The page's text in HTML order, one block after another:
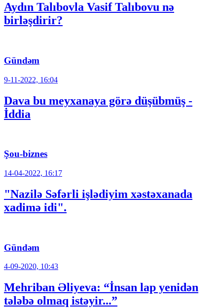
Aydın Talıbovla Vasif Talıbovu nə
birləşdirir?
Gündəm
9-11-2022, 16:04
Dava bu meyxanaya görə düşübmüş -
İddia
Şou-biznes
14-04-2022, 16:17
"Nazilə Səfərli işlədiyim xəstəxanada
xadimə idi".
Gündəm
4-09-2020, 10:43
Mehriban Əliyeva: “İnsan lap yenidən
tələbə olmaq istəyir...”